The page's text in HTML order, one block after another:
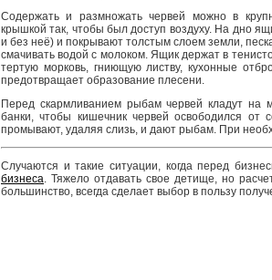
Содержать и размножать червей можно в
крышкой так, чтобы был доступ воздуху. На дно
и без неё) и покрывают толстым слоем земли,
смачивать водой с молоком. Ящик держат в
тертую морковь, гниющую листву, кухонные
предотвращает образование плесени.
Перед скармливанием рыбам червей кладут на
банки, чтобы кишечник червей освободился
промывают, удаляя слизь, и дают рыбам. При
Случаются и такие ситуации, когда перед
бизнеса. Тяжело отдавать свое детище, но
большинство, всегда сделает выбор в пользу